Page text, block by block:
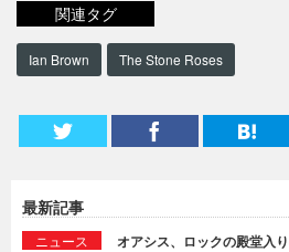
関連タグ
Ian Brown The Stone Roses
最新記事
ニュース
オアシス、ロックの殿堂入